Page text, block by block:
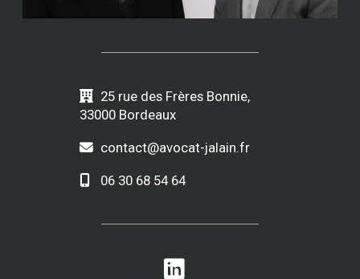
25 rue des Frères Bonnie,
33000 Bordeaux
contact@avocat-jalain.fr
06 30 68 54 64